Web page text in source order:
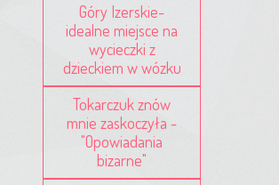
Góry Izerskie-
idealne miejsce na
wycieczki z
dzieckiem w wózku
Tokarczuk znów
mnie zaskoczyła -
"Opowiadania
bizarne"